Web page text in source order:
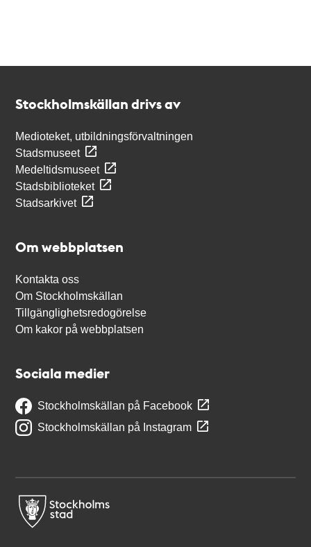
Stockholmskällan drivs av
Medioteket, utbildningsförvaltningen
Stadsmuseet
Medeltidsmuseet
Stadsbiblioteket
Stadsarkivet
Om webbplatsen
Kontakta oss
Om Stockholmskällan
Tillgänglighetsredogörelse
Om kakor på webbplatsen
Sociala medier
Stockholmskällan på Facebook
Stockholmskällan på Instagram